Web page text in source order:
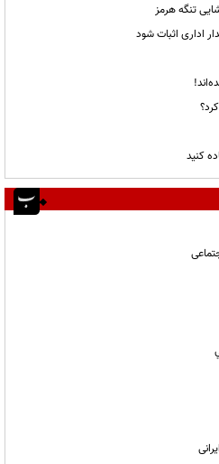
تنگه هرمز
اداری اثبات شود
کنید